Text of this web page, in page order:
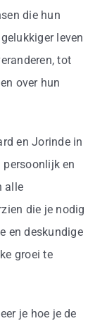
die hun
leven
tot
over hun
en Jorinde in
en
alle
die je nodig
en deskundige
groei te
je hoe je de